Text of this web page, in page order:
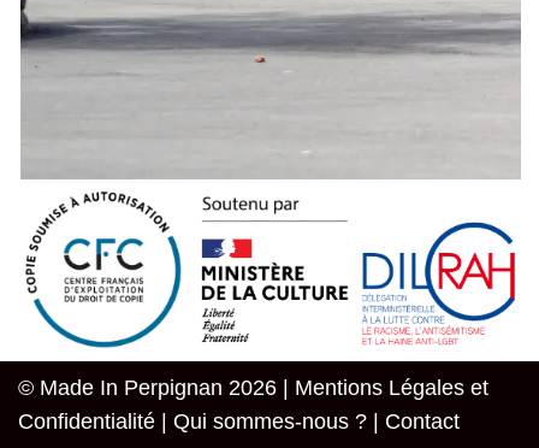
© Made In Perpignan 2026 | Mentions Légales et
Confidentialité
Qui sommes-nous ? Contact